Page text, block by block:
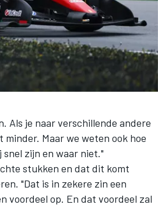
Als je naar verschillende andere
Maar we weten ook hoe
zijn en waar niet."
stukken en dat dit komt
"Dat is in zekere zin een
voordeel op. En dat voordeel zal